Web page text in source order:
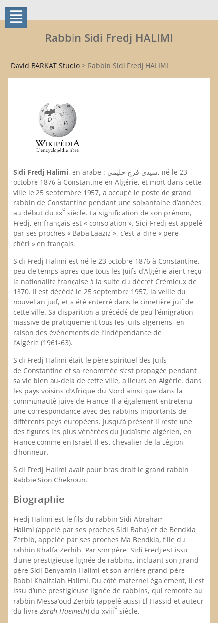
Rabbin Sidi Fredj HALIMI
David BARKAT Studio> Rabbin Sidi Fredj HALIMI
Sidi Fredj Halimi, en arabe : سيدي فرج حليمي, né le 23
octobre 1876 à Constantine en Algérie, et mort dans cette
ville le 25 septembre 1957, a occupé le poste de grand
rabbin de Constantine pendant une soixantaine d’années
au début du xxesiècle. La signification de son prénom,
Fredj, en français est « consolation ». Sidi Fredj est appelé
par ses proches « Baba Laaziz », c’est-à-dire « père
chéri » en français.
Sidi Fredj Halimi est né le 23 octobre 1876 à Constantine,
peu de temps après que tous les Juifs d’Algérie aient reçu
la nationalité française à la suite du décret Crémieux de
1870. Il est décédé le 25 septembre 1957, la veille du
nouvel an juif, et a été enterré dans le cimetière juif de
cette ville. Sa disparition a précédé de peu l’émigration
massive de pratiquement tous les Juifs algériens, en
raison des évènements de l’indépendance de
l’Algérie (1961-63).
Sidi Fredj Halimi était le père spirituel des Juifs
de Constantine et sa renommée s’est propagée pendant
sa vie bien au-delà de cette ville, ailleurs en Algérie, dans
les pays voisins d’Afrique du Nord ainsi que dans la
communauté juive de France. Il a également entretenu
une correspondance avec des rabbins importants de
différents pays européens. Jusqu’à présent il reste une
des figures les plus vénérées du judaïsme algérien, en
France comme en Israël. Il est chevalier de la Légion
d’honneur.
Sidi Fredj Halimi avait pour bras droit le grand rabbin
Rabbie Sion Chekroun.
Biographie
Fredj Halimi est le fils du rabbin Sidi Abraham
Halimi (appelé par ses proches Sidi Baha) et de Bendkia
Zerbib, appelée par ses proches Ma Bendkia, fille du
rabbin Khalfa Zerbib. Par son père, Sidi Fredj est issu
d’une prestigieuse lignée de rabbins, incluant son grand-
père Sidi Benyamin Halimi et son arrière grand-père
Rabbi Khalfalah Halimi. Du côté maternel également, il est
issu d’une prestigieuse lignée de rabbins, qui remonte au
rabbin Messa’oud Zerbib (appelé aussi El Hassid et auteur
du livre Zerah Haemeth) du xviiiesiècle.